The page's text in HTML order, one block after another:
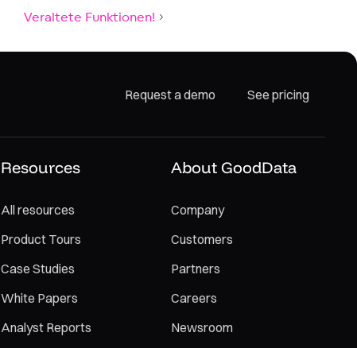
Veraltete Funktionen!
Request a demo See pricing
Resources
All resources
Product Tours
Case Studies
White Papers
Analyst Reports
About GoodData
Company
Customers
Partners
Careers
Newsroom